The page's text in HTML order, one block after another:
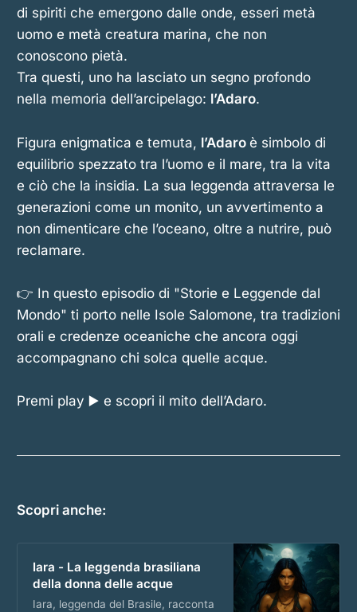
di spiriti che emergono dalle onde, esseri metà
uomo e metà creatura marina, che non
conoscono pietà.
Tra questi, uno ha lasciato un segno profondo
nella memoria dell’arcipelago: l’Adaro.
Figura enigmatica e temuta, l’Adaro è simbolo di
equilibrio spezzato tra l’uomo e il mare, tra la vita
e ciò che la insidia. La sua leggenda attraversa le
generazioni come un monito, un avvertimento a
non dimenticare che l’oceano, oltre a nutrire, può
reclamare.
👉 In questo episodio di "Storie e Leggende dal
Mondo" ti porto nelle Isole Salomone, tra tradizioni
orali e credenze oceaniche che ancora oggi
accompagnano chi solca quelle acque.
Premi play ▶️ e scopri il mito dell’Adaro.
Scopri anche:
Iara - La leggenda brasiliana
della donna delle acque
Iara, leggenda del Brasile, racconta